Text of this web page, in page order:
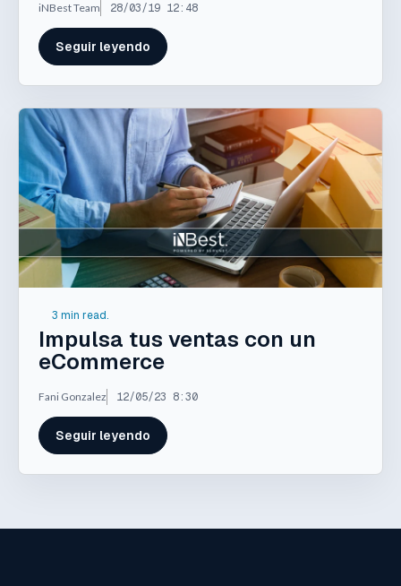
iNBest Team 28/03/19 12:48
Seguir leyendo
3 min read.
Impulsa tus ventas con un
eCommerce
Fani Gonzalez 12/05/23 8:30
Seguir leyendo